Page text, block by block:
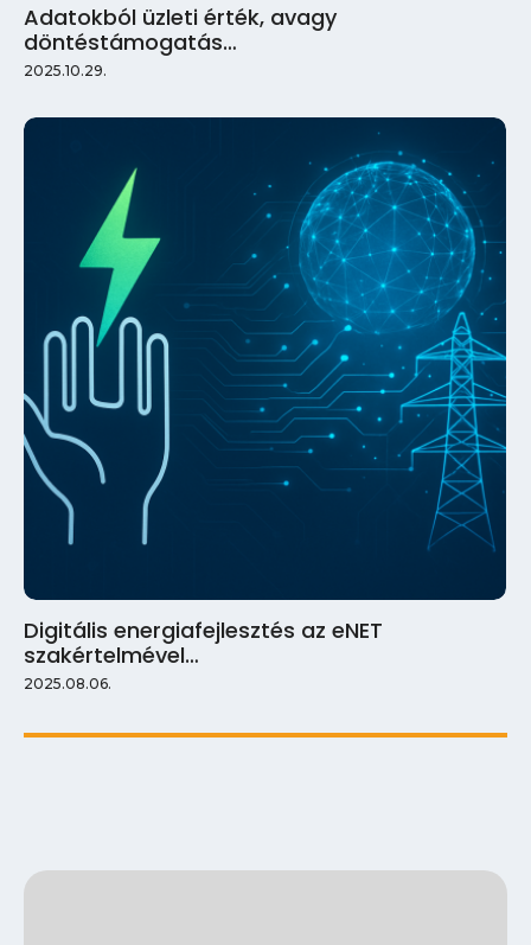
Adatokból üzleti érték, avagy
döntéstámogatás…
2025.10.29.
Digitális energiafejlesztés az eNET
szakértelmével…
2025.08.06.